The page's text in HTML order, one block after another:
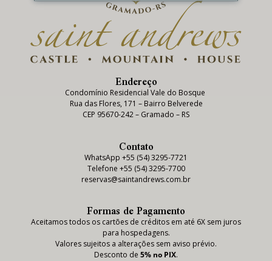
Endereço
Condomínio Residencial Vale do Bosque
Rua das Flores, 171 – Bairro Belverede
CEP 95670-242 – Gramado – RS
Contato
WhatsApp +55 (54) 3295-7721
Telefone +55 (54) 3295-7700
reservas@saintandrews.com.br
Formas de Pagamento
Aceitamos todos os cartões de créditos em até 6X sem juros
para hospedagens.
Valores sujeitos a alterações sem aviso prévio.
Desconto de 5% no PIX.